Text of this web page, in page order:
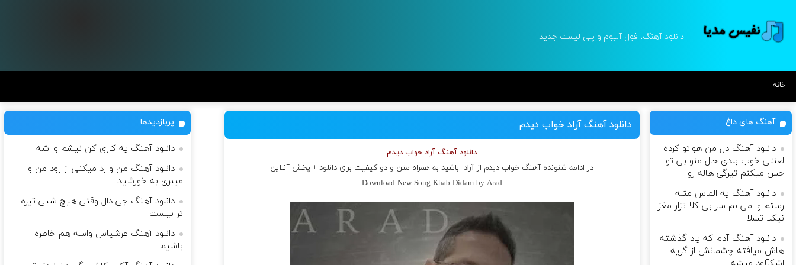
دانلود آهنگ، فول آلبوم و پلی لیست جدید
خانه
دانلود آهنگ آراد خواب دیدم
دانلود آهنگ آراد خواب دیدم
در ادامه شنونده آهنگ خواب دیدم از آرادباشید به همراه متن و دو کیفیت برای دانلود + پخش آنلاین
Download New Song Khab Didam by Arad
آهنگ های داغ
دانلود آهنگ دل من هواتو کرده
لعنتی خوب بلدی حال منو بی تو
حس میکنم تیرگی هاله رو
دانلود آهنگ یه الماس مثله
رستم و امی نم سر بی کلا تزار مغز
نیکلا تسلا
دانلود آهنگ آدم که یاد گذشته
هاش میافته چشمانش از گریه
پربازدیدها
دانلود آهنگ یه کاری کن نیشم وا شه
دانلود آهنگ من و رد میکنی از رود من و
میبری به خورشید
دانلود آهنگ جی دال وقتی هیچ شبی تیره
تر نیست
دانلود آهنگ عرشیاس واسه هم‌ خاطره
باشیم